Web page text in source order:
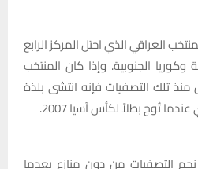
العراقي الذي احتل المركز الرابع
الجنوبية. وإذا كان المنتخب
تلك التصفيات فإنه انتشى بلذة
تُوج بطلاً لكأس آسيا 2007.
نجم التصفيات من دون منازع بعدما